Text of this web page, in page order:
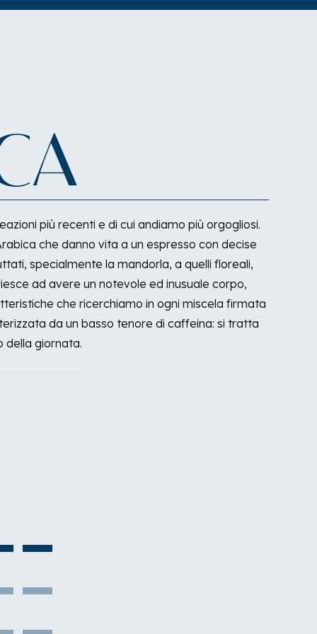
più recenti e di cui andiamo più orgogliosi.
che danno vita a un espresso con decise
specialmente la mandorla, a quelli floreali,
ad avere un notevole ed inusuale corpo,
che ricerchiamo in ogni miscela firmata
da un basso tenore di caffeina: si tratta
della giornata.